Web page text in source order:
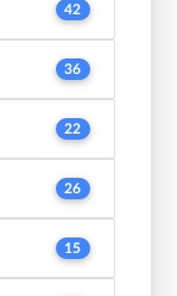
42
36
22
26
15